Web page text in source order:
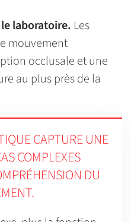
laboratoire. Les
mouvement
occlusale et une
au plus près de la
CAPTURE UNE
COMPLEXES
DU